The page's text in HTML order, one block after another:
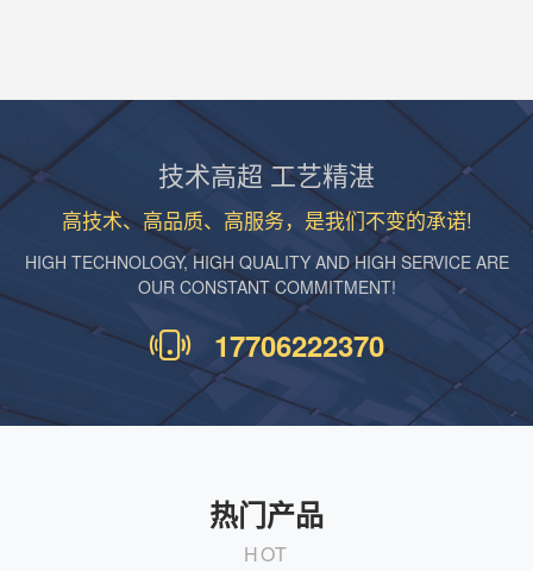
技术高超 工艺精湛
高技术、高品质、高服务，是我们不变的承诺!
HIGH TECHNOLOGY, HIGH QUALITY AND HIGH SERVICE ARE
OUR CONSTANT COMMITMENT!
17706222370
热门产品
HOT